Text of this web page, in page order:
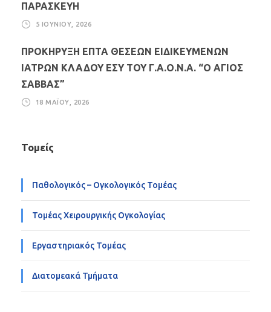
ΠΑΡΑΣΚΕΥΗ
5 ΙΟΥΝΊΟΥ, 2026
ΠΡΟΚΗΡΥΞΗ ΕΠΤΑ ΘΕΣΕΩΝ ΕΙΔΙΚΕΥΜΕΝΩΝ
ΙΑΤΡΩΝ ΚΛΑΔΟΥ ΕΣΥ ΤΟΥ Γ.Α.Ο.Ν.Α. “Ο ΑΓΙΟΣ
ΣΑΒΒΑΣ”
18 ΜΑΪ́ΟΥ, 2026
Τομείς
Παθολογικός – Ογκολογικός Τομέας
Τομέας Χειρουργικής Ογκολογίας
Εργαστηριακός Τομέας
Διατομεακά Τμήματα